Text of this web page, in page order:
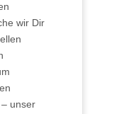
wir Dir
– unser